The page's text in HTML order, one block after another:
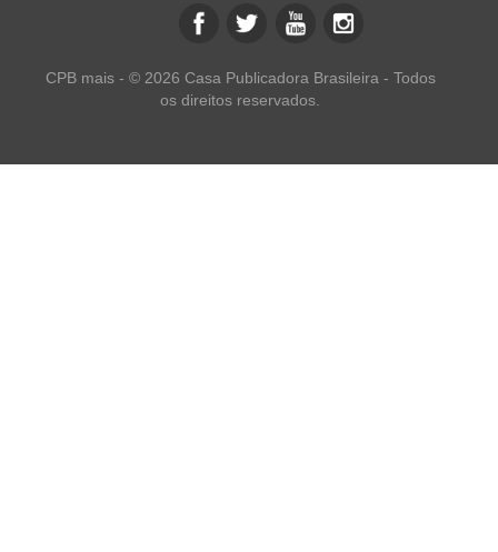
CPB mais - © 2026 Casa Publicadora Brasileira - Todos
os direitos reservados.